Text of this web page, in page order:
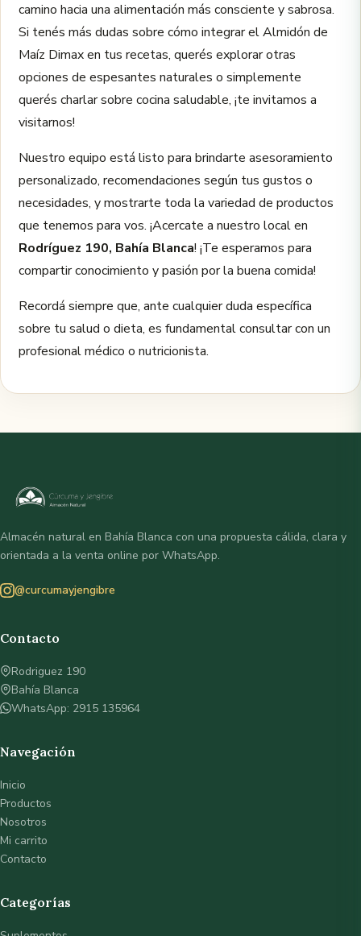
camino hacia una alimentación más consciente y sabrosa.
Si tenés más dudas sobre cómo integrar el Almidón de
Maíz Dimax en tus recetas, querés explorar otras
opciones de espesantes naturales o simplemente
querés charlar sobre cocina saludable, ¡te invitamos a
visitarnos!
Nuestro equipo está listo para brindarte asesoramiento
personalizado, recomendaciones según tus gustos o
necesidades, y mostrarte toda la variedad de productos
que tenemos para vos. ¡Acercate a nuestro local en
Rodríguez 190, Bahía Blanca! ¡Te esperamos para
compartir conocimiento y pasión por la buena comida!
Recordá siempre que, ante cualquier duda específica
sobre tu salud o dieta, es fundamental consultar con un
profesional médico o nutricionista.
Almacén natural en Bahía Blanca con una propuesta cálida, clara y
orientada a la venta online por WhatsApp.
@curcumayjengibre
Contacto
Rodriguez 190
Bahía Blanca
WhatsApp: 2915 135964
Navegación
Inicio
Productos
Nosotros
Mi carrito
Contacto
Categorías